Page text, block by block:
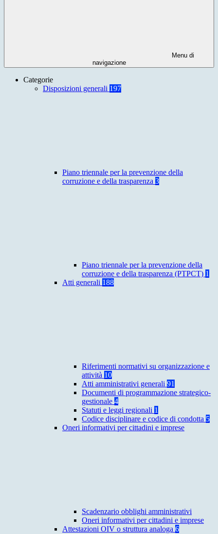
Menu di
navigazione
Categorie
Disposizioni generali 197
Piano triennale per la prevenzione della
corruzione e della trasparenza 3
Piano triennale per la prevenzione della
corruzione e della trasparenza (PTPCT) 1
Atti generali 188
Riferimenti normativi su organizzazione e
attività 10
Atti amministrativi generali 91
Documenti di programmazione strategico-
gestionale 4
Statuti e leggi regionali 1
Codice disciplinare e codice di condotta 5
Oneri informativi per cittadini e imprese
Scadenzario obblighi amministrativi
Oneri informativi per cittadini e imprese
Attestazioni OIV o struttura analoga 6